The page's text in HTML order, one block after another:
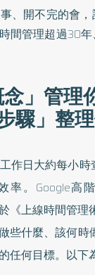
、開不完的會，
間管理超過30年
先順序、克服
成功的人生。
」管理
驟」整
作日大約每小
率。Google高
《上線時間管
些什麼、該何
任何目標。以下